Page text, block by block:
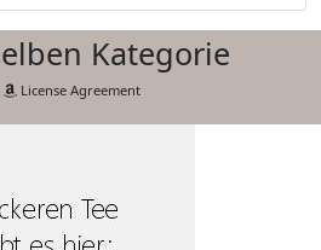
Kategorie
License Agreement